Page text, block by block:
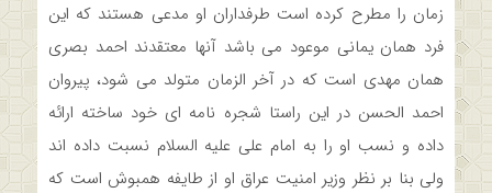
زمان را مطرح کرده است طرفداران او مدعی هستند که این
فرد همان یمانی موعود می باشد آنها معتقدند احمد بصری
همان مهدی است که در آخر الزمان متولد می شود، پیروان
احمد الحسن در این راستا شجره نامه ای خود ساخته ارائه
داده و نسب او را به امام علی علیه السلام نسبت داده اند
ولی بنا بر نظر وزیر امنیت عراق او از طایفه همبوش است که